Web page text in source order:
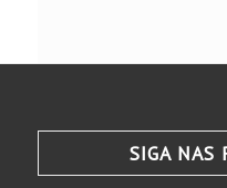
SIGA NAS